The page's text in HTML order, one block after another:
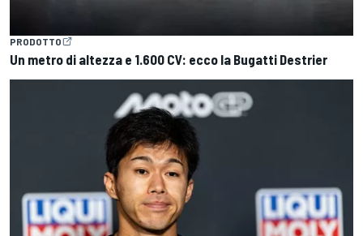
PRODOTTO
Un metro di altezza e 1.600 CV: ecco la Bugatti Destrier